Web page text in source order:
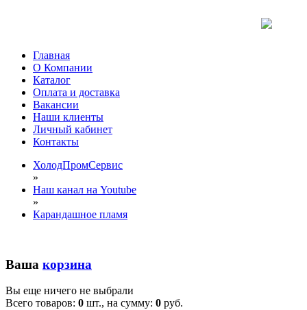
Главная
О Компании
Каталог
Оплата и доставка
Вакансии
Наши клиенты
Личный кабинет
Контакты
ХолодПромСервис
»
Наш канал на Youtube
»
Карандашное пламя
Ваша корзина
Вы еще ничего не выбрали
Всего товаров: 0 шт., на сумму: 0 руб.